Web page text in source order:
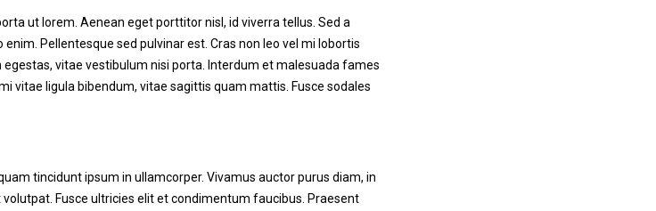
ut lorem. Aenean eget porttitor nisl, id viverra tellus. Sed a
Pellentesque sed pulvinar est. Cras non leo vel mi lobortis
vitae vestibulum nisi porta. Interdum et malesuada fames
vitae ligula bibendum, vitae sagittis quam mattis. Fusce sodales
tincidunt ipsum in ullamcorper. Vivamus auctor purus diam, in
Fusce ultricies elit et condimentum faucibus. Praesent